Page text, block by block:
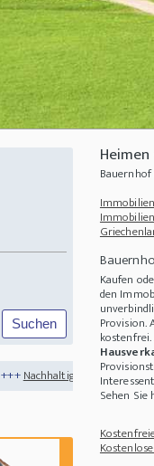
+++Wo ist es im Frühling am
Kaufen
den
Provision.
Sehen Sie